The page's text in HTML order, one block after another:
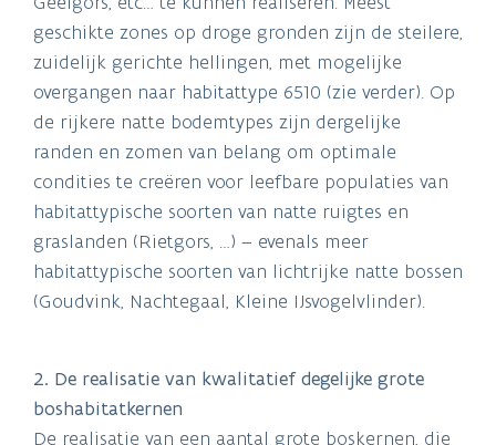
geschikte zones op droge gronden zijn de steilere,
zuidelijk gerichte hellingen, met mogelijke
overgangen naar habitattype 6510 (zie verder). Op
de rijkere natte bodemtypes zijn dergelijke
randen en zomen van belang om optimale
condities te creëren voor leefbare populaties van
habitattypische soorten van natte ruigtes en
graslanden (Rietgors, …) – evenals meer
habitattypische soorten van lichtrijke natte bossen
(Goudvink, Nachtegaal, Kleine IJsvogelvlinder).
2. De realisatie van kwalitatief degelijke grote
boshabitatkernen
De realisatie van een aantal grote boskernen, die